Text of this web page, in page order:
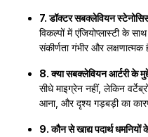
7. डॉक्टर सबक्लेवियन
विकल्पों में एंजियोप्लास्टी के
संकीर्णता गंभीर और लक्षणात्मक
8. क्या सबक्लेवियन आर्टरी के
सीधे माइग्रेन नहीं, लेकिन
आना, और दृश्य गड़बड़ी का
9. कौन से खाद्य पदार्थ